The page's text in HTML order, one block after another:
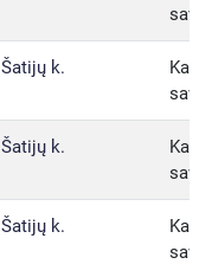
Šatijų k.
Šatijų k.
Šatijų k.